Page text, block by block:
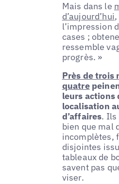
Mais dans le
d’aujourd’hui
l’impression
cases ;
ressemble
progrès. »
Près de trois
quatre
leurs actions
localisation
d’affaires. Ils
bien que mal
incomplètes,
disjointes
tableaux de
savent pas
viser.